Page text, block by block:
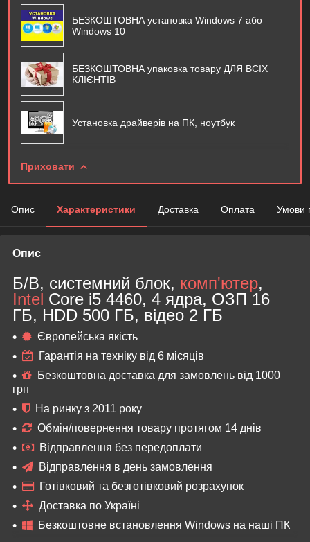
БЕЗКОШТОВНА установка Windows 7 або
Windows 10
БЕЗКОШТОВНА упаковка товару ДЛЯ ВСІХ
КЛІЄНТІВ
Установка драйверів на ПК, ноутбук
Приховати
Опис Характеристики Доставка Оплата Умови
Опис
Б/В, системний блок, комп'ютер,
Intel Core i5 4460, 4 ядра, ОЗП 16
ГБ, HDD 500 ГБ, відео 2 ГБ
Європейська якість
Гарантія на техніку від 6 місяців
Безкоштовна доставка для замовлень від 1000
грн
На ринку з 2011 року
Обмін/повернення товару протягом 14 днів
Відправлення без передоплати
Відправлення в день замовлення
Готівковий та безготівковий розрахунок
Доставка по Україні
Безкоштовне встановлення Windows на наші ПК